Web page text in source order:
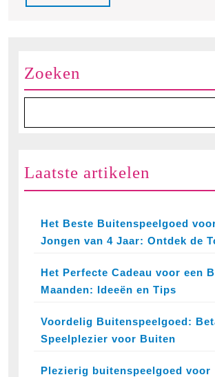
Vermaak!
Full
Zoeken
Laatste artikelen
Het Beste Buitenspeelgoed
Jongen van 4 Jaar: Ontdek de
Het Perfecte Cadeau voor een
Maanden: Ideeën en Tips
Voordelig Buitenspeelgoed:
Speelplezier voor Buiten
Plezierig buitenspeelgoed voor